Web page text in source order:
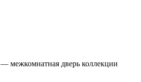
— межкомнатная дверь коллекции